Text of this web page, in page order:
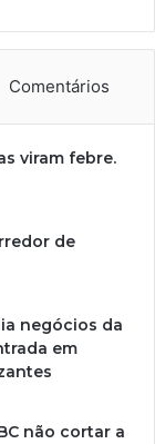
Comentários
viram febre.
de
negócios da
em
não cortar a